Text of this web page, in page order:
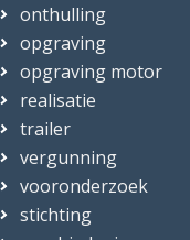
onthulling
opgraving
opgraving motor
realisatie
trailer
vergunning
vooronderzoek
stichting